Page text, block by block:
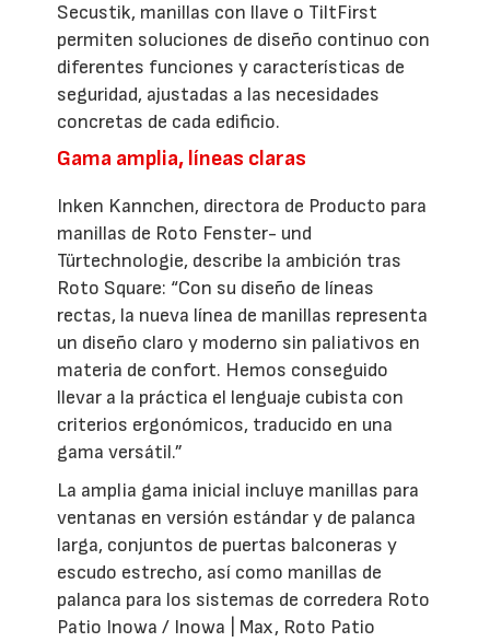
Secustik, manillas con llave o TiltFirst
permiten soluciones de diseño continuo con
diferentes funciones y características de
seguridad, ajustadas a las necesidades
concretas de cada edificio.
Gama amplia, líneas claras
Inken Kannchen, directora de Producto para
manillas de Roto Fenster- und
Türtechnologie, describe la ambición tras
Roto Square: “Con su diseño de líneas
rectas, la nueva línea de manillas representa
un diseño claro y moderno sin paliativos en
materia de confort. Hemos conseguido
llevar a la práctica el lenguaje cubista con
criterios ergonómicos, traducido en una
gama versátil.”
La amplia gama inicial incluye manillas para
ventanas en versión estándar y de palanca
larga, conjuntos de puertas balconeras y
escudo estrecho, así como manillas de
palanca para los sistemas de corredera Roto
Patio Inowa / Inowa | Max, Roto Patio